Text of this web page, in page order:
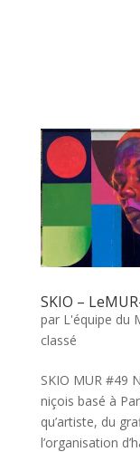
SKIO –
par L'équipe du
classé
SKIO MUR #49
niçois basé à
qu’artiste, du
l’organisation